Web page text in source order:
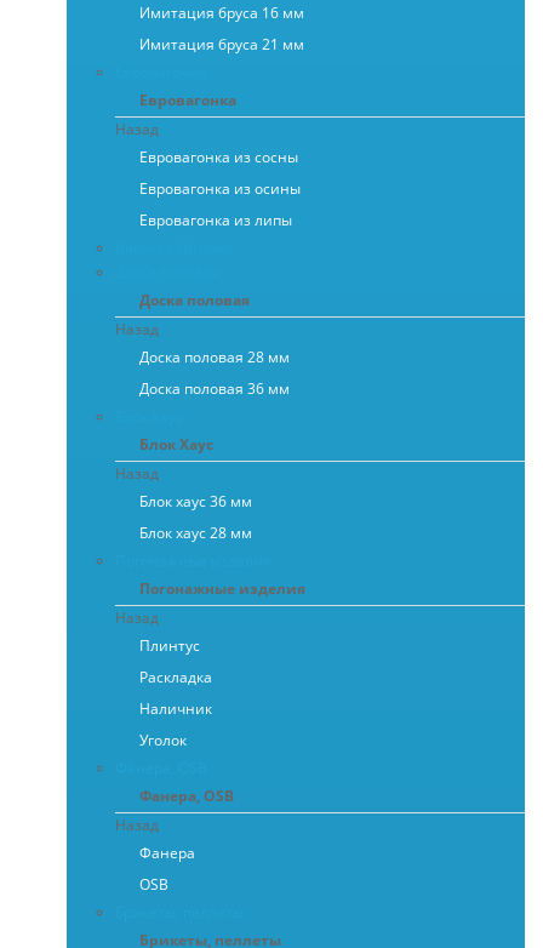
Имитация бруса 16 мм
Имитация бруса 21 мм
Евровагонка
Назад
Евровагонка из сосны
Евровагонка из осины
Евровагонка из липы
Доска половая
Назад
Доска половая 28 мм
Доска половая 36 мм
Блок Хаус
Назад
Блок хаус 36 мм
Блок хаус 28 мм
Погонажные изделия
Назад
Плинтус
Раскладка
Наличник
Уголок
Фанера, OSB
Назад
Фанера
OSB
Брикеты, пеллеты